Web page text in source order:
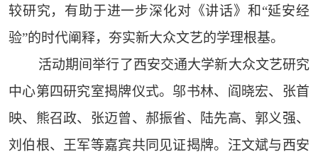
较研究，有助于进一步深化对《讲话》和“延安经
验”的时代阐释，夯实新大众文艺的学理根基。
活动期间举行了西安交通大学新大众文艺研究
中心第四研究室揭牌仪式。邬书林、阎晓宏、张首
映、熊召政、张迈曾、郝振省、陆先高、郭义强、
刘伯根、王军等嘉宾共同见证揭牌。汪文斌与西安